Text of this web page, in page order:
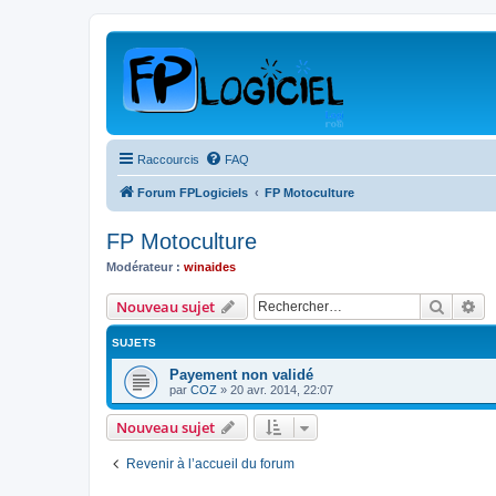
Raccourcis FAQ
Forum FPLogiciels FP Motoculture
FP Motoculture
Modérateur : winaides
Nouveau sujet
SUJETS
Payement non validé
par COZ » 20 avr. 2014, 22:07
Nouveau sujet
Revenir à l’accueil du forum